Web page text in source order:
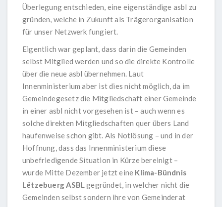
Überlegung entschieden, eine eigenständige asbl zu
gründen, welche in Zukunft als Trägerorganisation
für unser Netzwerk fungiert.
Eigentlich war geplant, dass darin die Gemeinden
selbst Mitglied werden und so die direkte Kontrolle
über die neue asbl übernehmen. Laut
Innenministerium aber ist dies nicht möglich, da im
Gemeindegesetz die Mitgliedschaft einer Gemeinde
in einer asbl nicht vorgesehen ist – auch wenn es
solche direkten Mitgliedschaften quer übers Land
haufenweise schon gibt. Als Notlösung – und in der
Hoffnung, dass das Innenministerium diese
unbefriedigende Situation in Kürze bereinigt –
wurde Mitte Dezember jetzt eine Klima-Bündnis
LëtzebuergASBLgegründet, in welcher nicht die
Gemeinden selbst sondern ihre von Gemeinderat